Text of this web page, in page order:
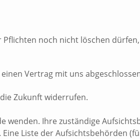
noch nicht löschen dürfen,
Vertrag mit uns
Zukunft widerrufen.
wenden. Ihre zuständige
Liste der Aufsichtsbehörden